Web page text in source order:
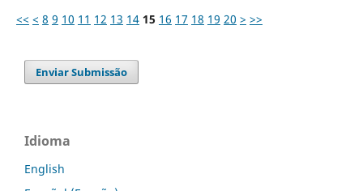
<< < 8 9 10 11 12 13 14 15 16 17 18 19 20 > >>
Enviar Submissão
Idioma
English